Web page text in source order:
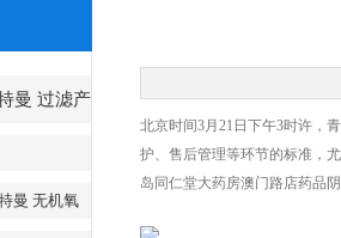
曼 过滤产
曼 无机氧
北京时间3月21日下午3时许，
护、售后管理等环节的标准，
岛同仁堂大药房澳门路店药品